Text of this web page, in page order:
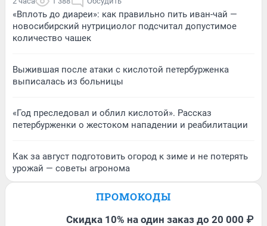
«Вплоть до диареи»: как правильно пить иван-чай —
новосибирский нутрициолог подсчитал допустимое
количество чашек
Выжившая после атаки с кислотой петербурженка
выписалась из больницы
«Год преследовал и облил кислотой». Рассказ
петербурженки о жестоком нападении и реабилитации
Как за август подготовить огород к зиме и не потерять
урожай — советы агронома
ПРОМОКОДЫ
Скидка 10% на один заказ до 20 000 ₽